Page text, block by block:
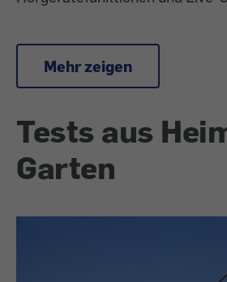
Mehr zeigen
Tests aus
Garten